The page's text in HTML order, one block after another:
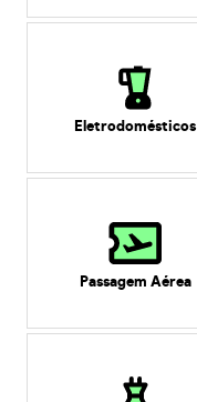
Eletrodomésticos
Passagem Aérea